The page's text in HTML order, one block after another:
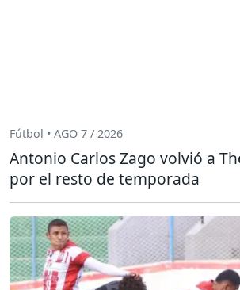
Fútbol • AGO 7 / 2026
Antonio Carlos Zago volvió a
por el resto de temporada